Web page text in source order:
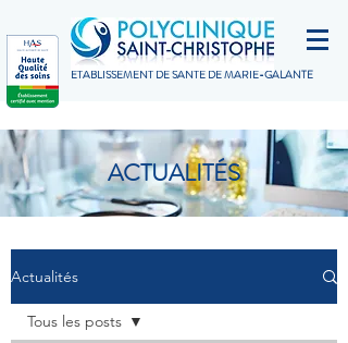
ETABLISSEMENT DE SANTÉ DE MARIE-GALANTE
ACTUALITÉS
Actualités
Tous les posts